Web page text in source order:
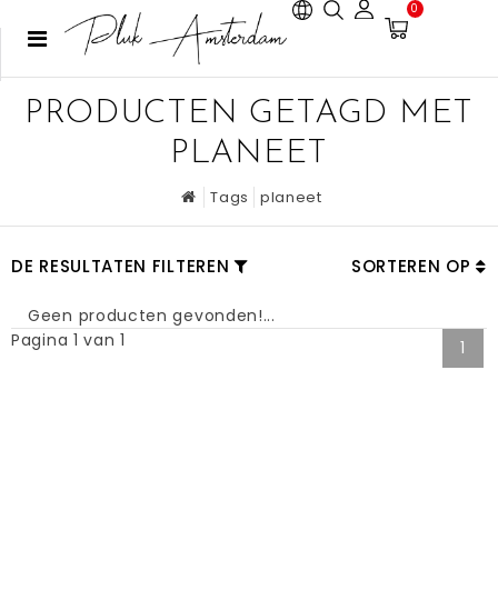
0
PRODUCTEN GETAGD MET
PLANEET
Tags planeet
DE RESULTATEN FILTEREN SORTEREN OP
Geen producten gevonden!...
Pagina 1 van 1
1